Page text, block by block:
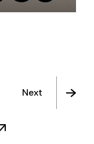
Next